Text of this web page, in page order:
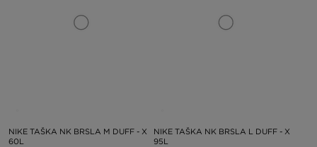
NIKE TAŠKA NK BRSLA M DUFF - X
60L
NIKE TAŠKA NK BRSLA L DUFF - X
95L